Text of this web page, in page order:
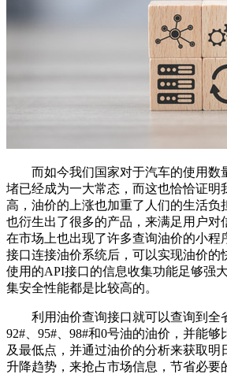
而如今我们国家对于汽车的使用数
堵已经成为一大常态，而这也恰恰证明
高，油价的上涨也加重了人们的生活负
也衍生出了很多的产品，来满足用户对
在市场上也出现了许多查询油价的小程
接口连接油价系统后，可以实现油价的
使用的API接口的信息收集功能足够强
集安全性能都是比较高的。
利用油价查询接口就可以查询到全
92#、95#、98#和0号油的油价，并能
及最低点，并通过油价的分析来获取明
升降趋势，来抢占市场信息，节省必要